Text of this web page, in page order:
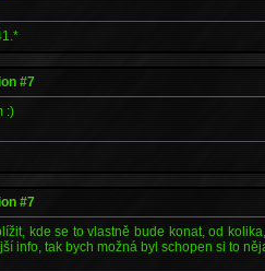
#7
:)
#7
kde se to vlastně bude konat, od
info, tak bych možná byl schopen si to